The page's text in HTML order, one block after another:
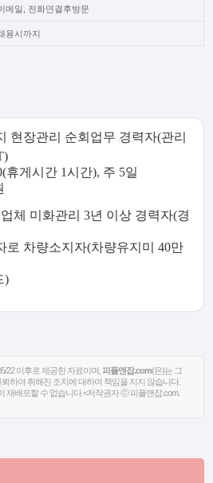
메일, 전화연결후방문
용시까지
현장관리 순회업무 경력자(관리
휴게시간 1시간), 주 5일
체 미화관리 3년 이상 경력자(경
로 차량소지자(차량유지미 40만
)
22 이후로 제공한 자료이며, 피플앤잡.com(은)는 그
하여 취해진 조치에 대하여 책임을 지지 않습니다.
재배포할 수 없습니다.<저작권자 ⓒ 피플앤잡.com.